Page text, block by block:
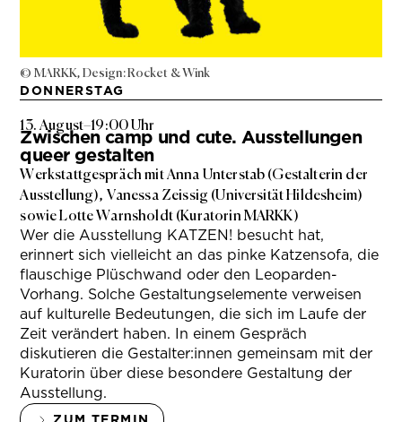
© MARKK, Design: Rocket & Wink
DONNERSTAG
13. August–19:00 Uhr
Zwischen camp und cute. Ausstellungen
queer gestalten
Werkstattgespräch mit Anna Unterstab (Gestalterin der
Ausstellung), Vanessa Zeissig (Universität Hildesheim)
sowie Lotte Warnsholdt (Kuratorin MARKK)
Wer die Ausstellung KATZEN! besucht hat,
erinnert sich vielleicht an das pinke Katzensofa, die
flauschige Plüschwand oder den Leoparden-
Vorhang. Solche Gestaltungselemente verweisen
auf kulturelle Bedeutungen, die sich im Laufe der
Zeit verändert haben. In einem Gespräch
diskutieren die Gestalter:innen gemeinsam mit der
Kuratorin über diese besondere Gestaltung der
Ausstellung.